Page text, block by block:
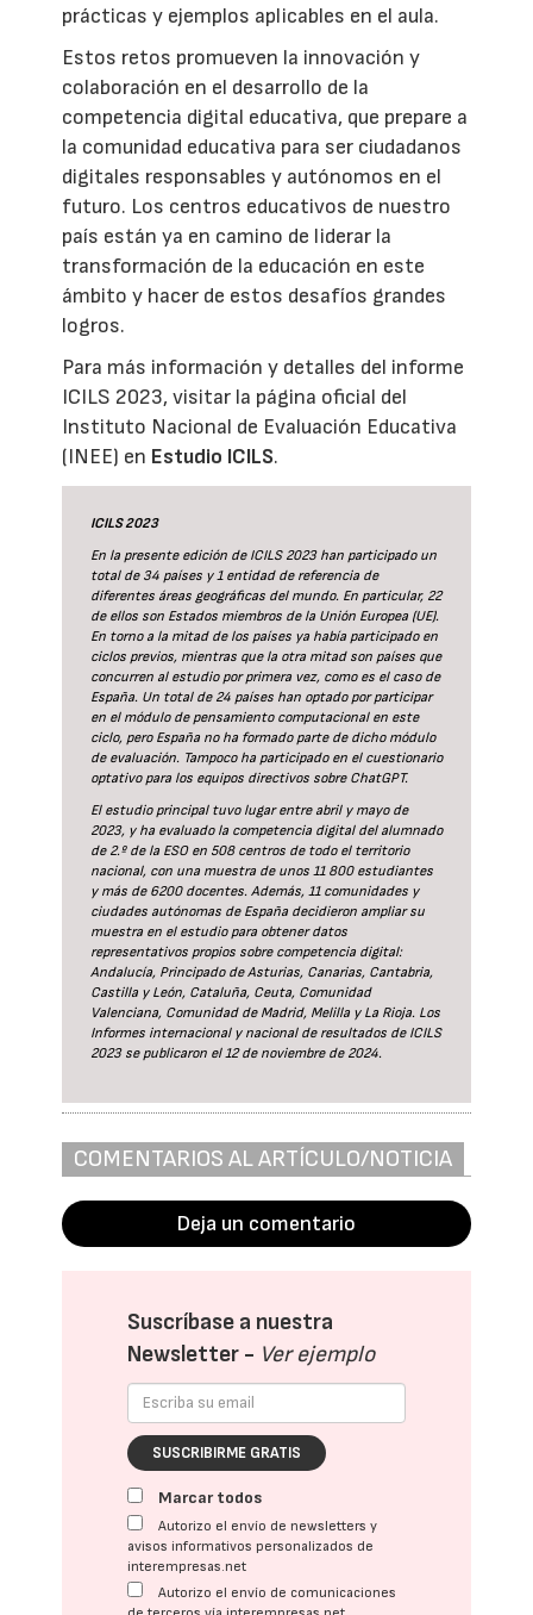
prácticas y ejemplos aplicables en el aula.
Estos retos promueven la innovación y
colaboración en el desarrollo de la
competencia digital educativa, que prepare a
la comunidad educativa para ser ciudadanos
digitales responsables y autónomos en el
futuro. Los centros educativos de nuestro
país están ya en camino de liderar la
transformación de la educación en este
ámbito y hacer de estos desafíos grandes
logros.
Para más información y detalles del informe
ICILS 2023, visitar la página oficial del
Instituto Nacional de Evaluación Educativa
(INEE) en Estudio ICILS.
ICILS 2023
En la presente edición de ICILS 2023 han participado un
total de 34 países y 1 entidad de referencia de
diferentes áreas geográficas del mundo. En particular, 22
de ellos son Estados miembros de la Unión Europea (UE).
En torno a la mitad de los países ya había participado en
ciclos previos, mientras que la otra mitad son países que
concurren al estudio por primera vez, como es el caso de
España. Un total de 24 países han optado por participar
en el módulo de pensamiento computacional en este
ciclo, pero España no ha formado parte de dicho módulo
de evaluación. Tampoco ha participado en el cuestionario
optativo para los equipos directivos sobre ChatGPT.
El estudio principal tuvo lugar entre abril y mayo de
2023, y ha evaluado la competencia digital del alumnado
de 2.º de la ESO en 508 centros de todo el territorio
nacional, con una muestra de unos 11 800 estudiantes
y más de 6200 docentes. Además, 11 comunidades y
ciudades autónomas de España decidieron ampliar su
muestra en el estudio para obtener datos
representativos propios sobre competencia digital:
Andalucía, Principado de Asturias, Canarias, Cantabria,
Castilla y León, Cataluña, Ceuta, Comunidad
Valenciana, Comunidad de Madrid, Melilla y La Rioja. Los
Informes internacional y nacional de resultados de ICILS
2023 se publicaron el 12 de noviembre de 2024.
COMENTARIOS AL ARTÍCULO/NOTICIA
Deja un comentario
Suscríbase a nuestra
Newsletter - Ver ejemplo
SUSCRIBIRME GRATIS
Marcar todos
Autorizo el envío de newsletters y
avisos informativos personalizados de
interempresas.net
Autorizo el envío de comunicaciones